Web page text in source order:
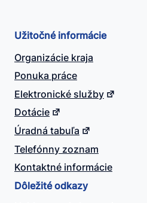
Užitočné informácie
Organizácie kraja
Ponuka práce
Elektronické služby
Dotácie
Úradná tabuľa
Telefónny zoznam
Kontaktné informácie
Dôležité odkazy